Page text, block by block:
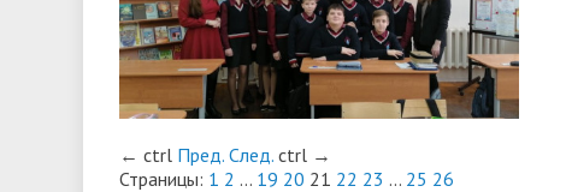
← ctrl Пред. След. ctrl →
Страницы: 1 2 ... 19 20 21 22 23 ... 25 26